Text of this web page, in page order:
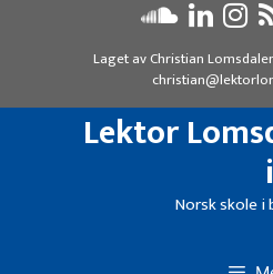
Laget avChristian
Lektor
Norsk skole